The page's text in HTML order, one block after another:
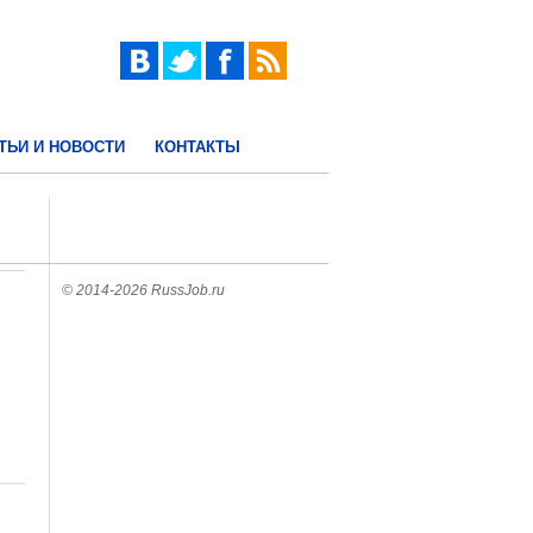
И НОВОСТИ КОНТАКТЫ
© 2014-2026 RussJob.ru